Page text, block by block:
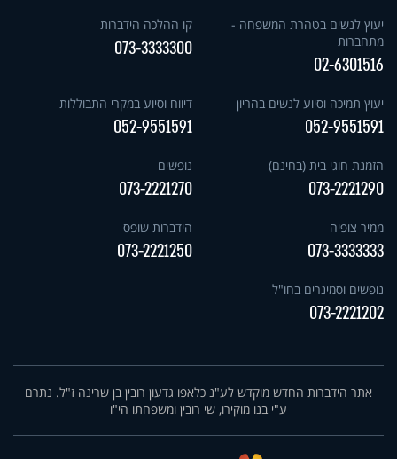
יעוץ לנשים בטהרת המשפחה -
מתחברות
02-6301516
קו ההלכה הידברות
073-3333300
יעוץ תמיכה וסיוע לנשים בהריון
052-9551591
דיווח וסיוע במקרי התבוללות
052-9551591
הזמנת חוגי בית (בחינם)
073-2221290
נופשים
073-2221270
ממיר צופיה
073-3333333
הידברות שופס
073-2221250
נופשים וסמינרים בחו"ל
073-2221202
אתר הידברות החדש מוקדש לע"נ כלאפו גדעון רובין בן שרינה ז"ל. נתרם
ע"י בנו מוקירו, שי רובין ומשפחתו הי"ו